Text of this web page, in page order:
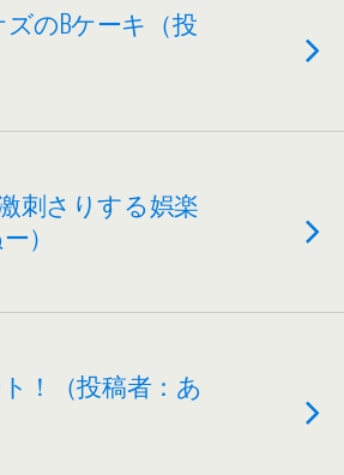
のBケーキ（投
刺さりする娯楽
）
！（投稿者：あ